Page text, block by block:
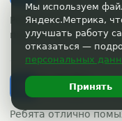
Ребята отлично
поедем мыть
D Dusketka
07 октября 2017
Ребята отлично
Мы используем
Яндекс.Метрика,
улучшать работу
отказаться —
персональных
Принять